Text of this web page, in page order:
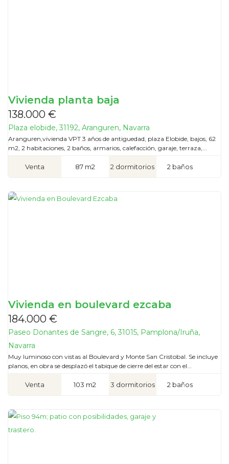
Vivienda planta baja
138.000 €
Plaza elobide, 31192, Aranguren, Navarra
Aranguren,vivienda VPT 3 años de antiguedad, plaza Elobide, bajos, 62
m2, 2 habitaciones, 2 baños, armarios, calefacción, garaje, terraza,...
Venta 87 m2 2 dormitorios 2 baños
Vivienda en boulevard ezcaba
184.000 €
Paseo Donantes de Sangre, 6, 31015, Pamplona/Iruña,
Navarra
Muy luminoso con vistas al Boulevard y Monte San Cristobal. Se incluye
planos, en obra se desplazó el tabique de cierre del estar con el...
Venta 103 m2 3 dormitorios 2 baños